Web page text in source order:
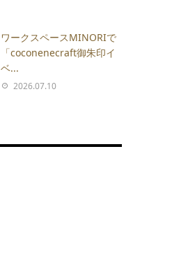
ワークスペースMINORIで
「coconenecraft御朱印イ
ベ...
2026.07.10